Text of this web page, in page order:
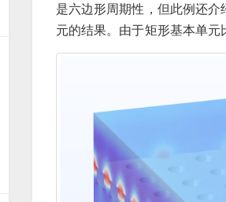
是六边形周期性，但此例还
元的结果。由于矩形基本单元